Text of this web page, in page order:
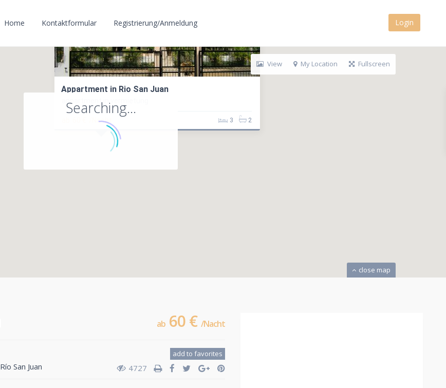
Login
Home Kontaktformular Registrierung/Anmeldung
Appartment in Rio San Juan
appartment in vermietung
/Nacht 2
3
Searching...
close map
View My Location Fullscreen
ab60 € /Nacht
Río San Juan
add to favorites
4727